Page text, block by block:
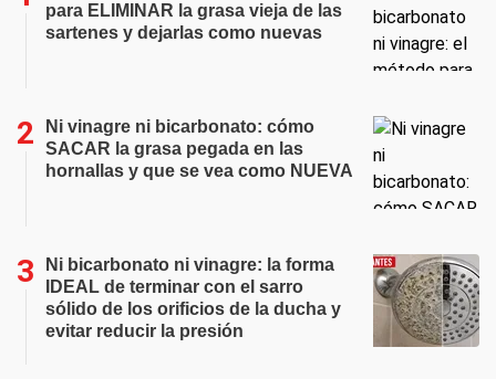
para ELIMINAR la grasa vieja de las
sartenes y dejarlas como nuevas
Ni vinagre ni bicarbonato: cómo
SACAR la grasa pegada en las
hornallas y que se vea como NUEVA
Ni bicarbonato ni vinagre: la forma
IDEAL de terminar con el sarro
sólido de los orificios de la ducha y
evitar reducir la presión